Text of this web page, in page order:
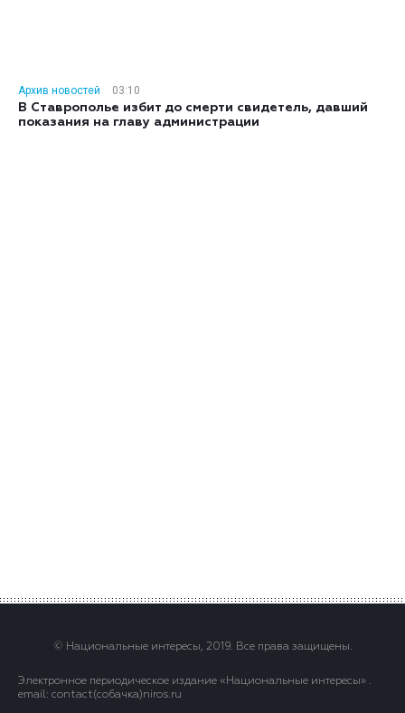
Архив новостей
03:10
В Ставрополье избит до смерти свидетель, давший
показания на главу администрации
© Национальные интересы, 2019. Все права защищены.
Электронное периодическое издание «Национальные интересы» .
email: contact(сoбaчка)niros.ru